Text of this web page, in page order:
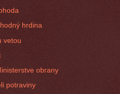
hrdina
vetou
obrany
potraviny